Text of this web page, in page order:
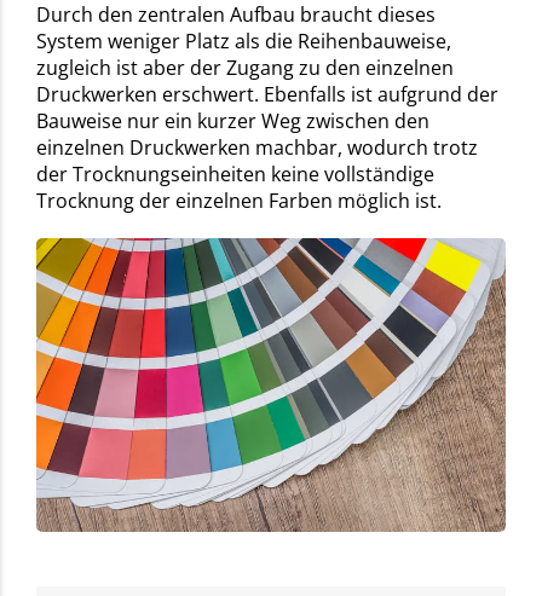
Durch den zentralen Aufbau braucht dieses
System weniger Platz als die Reihenbauweise,
zugleich ist aber der Zugang zu den einzelnen
Druckwerken erschwert. Ebenfalls ist aufgrund der
Bauweise nur ein kurzer Weg zwischen den
einzelnen Druckwerken machbar, wodurch trotz
der Trocknungseinheiten keine vollständige
Trocknung der einzelnen Farben möglich ist.